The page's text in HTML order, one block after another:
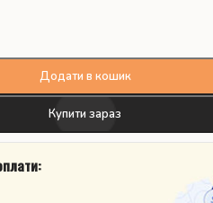
Додати в кошик
Купити зараз